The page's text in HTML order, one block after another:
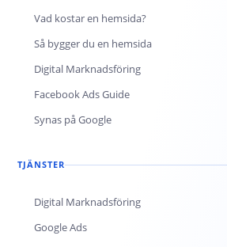
Vad kostar en hemsida?
Så bygger du en hemsida
Digital Marknadsföring
Facebook Ads Guide
Synas på Google
TJÄNSTER
Digital Marknadsföring
Google Ads